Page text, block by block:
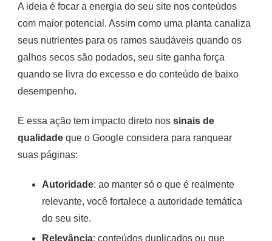
A ideia é focar a energia do seu site nos conteúdos
com maior potencial. Assim como uma planta canaliza
seus nutrientes para os ramos saudáveis quando os
galhos secos são podados, seu site ganha força
quando se livra do excesso e do conteúdo de baixo
desempenho.
E essa ação tem impacto direto nos sinais de
qualidade que o Google considera para ranquear
suas páginas:
Autoridade: ao manter só o que é realmente
relevante, você fortalece a autoridade temática
do seu site.
Relevância: conteúdos duplicados ou que